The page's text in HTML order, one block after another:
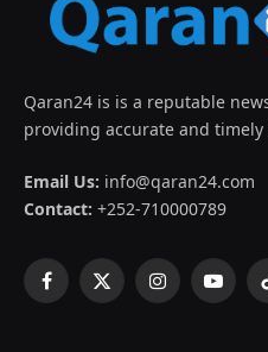
Qaran24 is is a reputable
providing accurate and
Email Us: info@qaran24.com
Contact: +252-710000789
Facebook
X
Instagram